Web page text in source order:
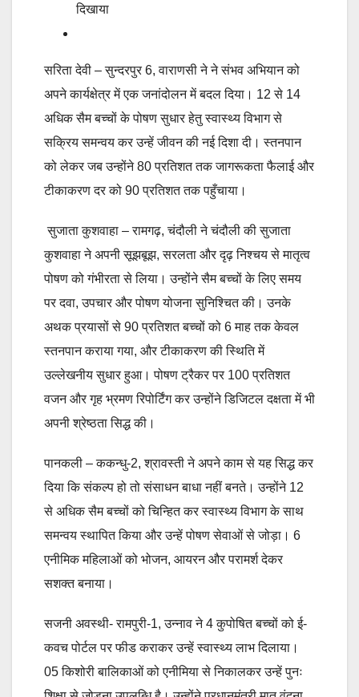
दिखाया
सरिता देवी – सुन्दरपुर 6, वाराणसी ने ने संभव अभियान को
अपने कार्यक्षेत्र में एक जनांदोलन में बदल दिया। 12 से 14
अधिक सैम बच्चों के पोषण सुधार हेतु स्वास्थ्य विभाग से
सक्रिय समन्वय कर उन्हें जीवन की नई दिशा दी। स्तनपान
को लेकर जब उन्होंने 80 प्रतिशत तक जागरूकता फैलाई और
टीकाकरण दर को 90 प्रतिशत तक पहुँचाया।
सुजाता कुशवाहा – रामगढ़, चंदौली ने चंदौली की सुजाता
कुशवाहा ने अपनी सूझबूझ, सरलता और दृढ़ निश्चय से मातृत्व
पोषण को गंभीरता से लिया। उन्होंने सैम बच्चों के लिए समय
पर दवा, उपचार और पोषण योजना सुनिश्चित की। उनके
अथक प्रयासों से 90 प्रतिशत बच्चों को 6 माह तक केवल
स्तनपान कराया गया, और टीकाकरण की स्थिति में
उल्लेखनीय सुधार हुआ। पोषण ट्रैकर पर 100 प्रतिशत
वजन और गृह भ्रमण रिपोर्टिंग कर उन्होंने डिजिटल दक्षता में भी
अपनी श्रेष्ठता सिद्ध की।
पानकली – ककन्धु-2, श्रावस्ती ने अपने काम से यह सिद्ध कर
दिया कि संकल्प हो तो संसाधन बाधा नहीं बनते। उन्होंने 12
से अधिक सैम बच्चों को चिन्हित कर स्वास्थ्य विभाग के साथ
समन्वय स्थापित किया और उन्हें पोषण सेवाओं से जोड़ा। 6
एनीमिक महिलाओं को भोजन, आयरन और परामर्श देकर
सशक्त बनाया।
सजनी अवस्थी- रामपुरी-1, उन्नाव ने 4 कुपोषित बच्चों को ई-
कवच पोर्टल पर फीड कराकर उन्हें स्वास्थ्य लाभ दिलाया।
05 किशोरी बालिकाओं को एनीमिया से निकालकर उन्हें पुनः